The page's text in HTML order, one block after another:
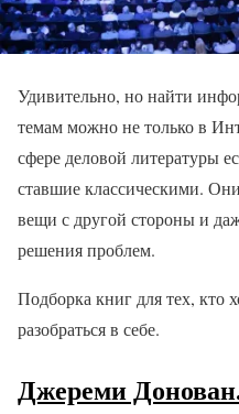
Удивительно, но найти
темам можно не только в
сфере деловой литературы
ставшие классическими.
вещи с другой стороны и
решения проблем.
Подборка книг для тех, кто
разобраться в себе.
Джереми